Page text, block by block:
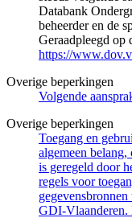
Databank
beheerder en de
Geraadpleegd op
https://
Overige beperkingen
Volgende
Overige beperkingen
Toegang en
algemeen
is geregeld door
regels voor
GDI-Vlaanderen.